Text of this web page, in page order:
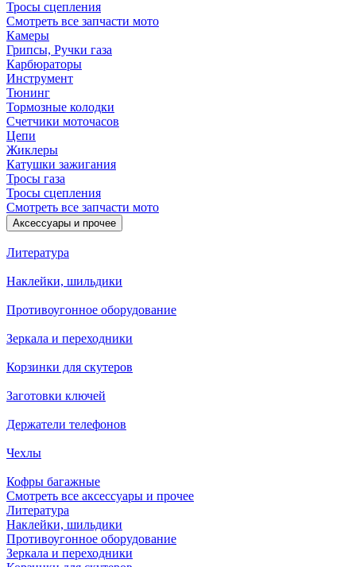
Тросы сцепления
Смотреть все запчасти мото
Камеры
Грипсы, Ручки газа
Карбюраторы
Инструмент
Тюнинг
Тормозные колодки
Счетчики моточасов
Цепи
Жиклеры
Катушки зажигания
Тросы газа
Тросы сцепления
Смотреть все запчасти мото
Аксессуары и прочее
Литература
Наклейки, шильдики
Противоугонное оборудование
Зеркала и переходники
Корзинки для скутеров
Заготовки ключей
Держатели телефонов
Чехлы
Кофры багажные
Смотреть все аксессуары и прочее
Литература
Наклейки, шильдики
Противоугонное оборудование
Зеркала и переходники